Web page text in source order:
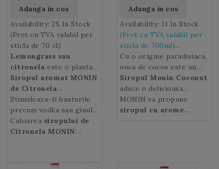
Adauga in cos
Availability: 25 In Stock
(Pret cu TVA valabil per
sticla de 70 cl)
Lemongrass sau
citronela este o planta
aromatica ce se aseamna
cu usturoiul verde si are
o aroma deosebita de
lamaie.
Siropul aromat MONIN
de Citronela
concentreaza parfumul
puternic si racoritor al
plantei proaspat taiate.
Lemongrass Syrup de
intreaga lume si este
Stimuleaza-ti bauturile
precum vodka sau ginul
cu sirop de fructe rosii
sisirop Monin de
uri exceptionale. Pentru
Culoarea siropului de
Citronela MONIN:
Adauga in cos
Availability: 11 In Stock
(Pret cu TVA valabil per
sticla de 700ml)
Cu o origine paradisiaca,
nuca de cocos este un
fruct dulce si delicios cu
un gust tipic care te va
duce in “rai”. Lasa-ti
imaginatia sa zboare
Siropul Monin Coconut
aduce o delicioasa
savoare exotica in
preparate precum Pina
MONIN va propune
siropul cu arome